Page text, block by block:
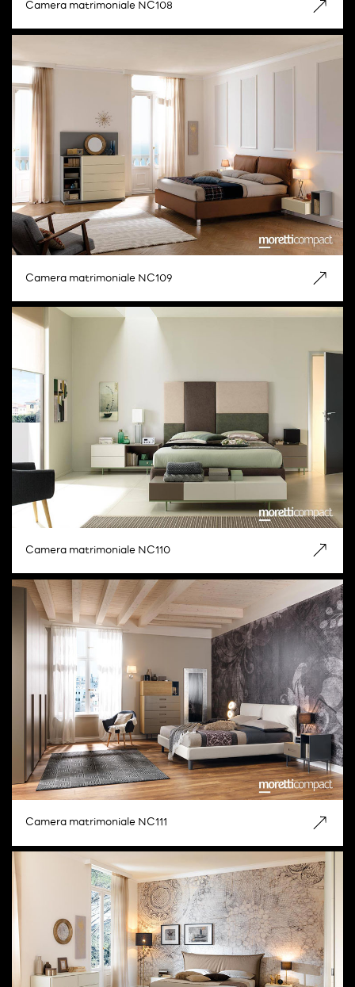
Camera matrimoniale NC108
Camera matrimoniale NC109
Camera matrimoniale NC110
Camera matrimoniale NC111